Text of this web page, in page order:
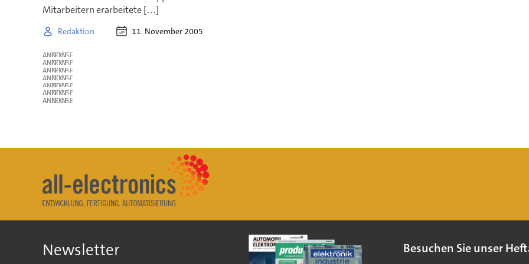
Mitarbeitern erarbeitete […]
Redaktion 11. November 2005
ANZEIGE
ANZEIGE
ANZEIGE
ANZEIGE
ANZEIGE
ANZEIGE
ANZEIGE
Newsletter Besuchen Sie unser